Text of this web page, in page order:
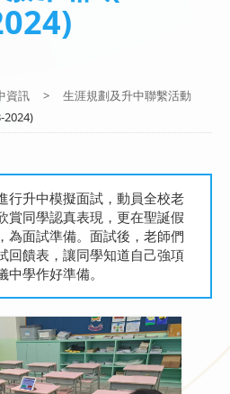
資訊 >
生涯規劃及升中聯繫活動
2024)
行升中模擬面試，動員全校老
賞同學認真表現，更在聖誕假
為面試準備。面試後，老師們
回饋表，讓同學知道自己強項
學作好準備。